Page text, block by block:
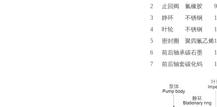
2
止回阀 氟橡胶
9
3
静环 不锈钢
4
叶轮 不锈钢
5
密封圈 聚四氟乙烯
6
前后轴承碳石墨
7
前后轴套碳化钨